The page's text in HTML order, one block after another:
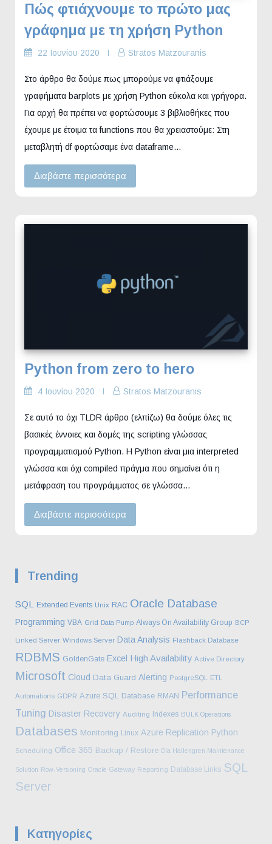
Πώς φτιάχνουμε το πρώτο μας
γράφημα με τη χρήση Python
22 Ιουνίου 2020 Stratos Matzouranis
Στο άρθρο θα δούμε πως μπορούμε να φτιάξουμε
γραφήματα barplots με χρήση Python εύκολα και γρήγορα.
Για αρχή θα πρέπει να φορτώσουμε 3 βιβλιοθήκες που
έχουμε με έτοιμα τα functions που θα χρειαστούμε: Στη
μεταβλητή df φορτώσαμε ένα dataframe…
Διαβάστε περισσότερα
Python from zero to hero
4 Ιουνίου 2020 Stratos Matzouranis
Σε αυτό το όχι TLDR άρθρο (ελπίζω) θα δούμε όλες τις
βασικές έννοιες και δομές της scripting γλώσσας
προγραμματισμού Python. H Python είναι μια interpreted
γλώσσα και όχι compiled πράγμα που σημαίνει ότι η
μετάφραση του προγράμματος σε γλώσσα…
Διαβάστε περισσότερα
Trending
SQL Extended Events Unix RAC Oracle Database
Programming VBA Grid Data Pump Always On Availability Group BCP
Linked Server Windows Server Data Analysis Flashback Database
RDBMS GoldenGate Excel High Availability Active Directory
Microsoft Cloud Data Guard Alerting PostgreSQL ETL
Automations GDPR Azure SQL Database RMAN Performance
Tuning Disaster Recovery Auditing Indexes BULK Operations
Databases Monitoring Linux Azure Replication Python
Scheduling Office 365 Backup / Restore Ola Hallengren Maintenance
Solution Row-Versioning Oracle Gateway Reporting Database Links SQL
Server
Kατηγορίες